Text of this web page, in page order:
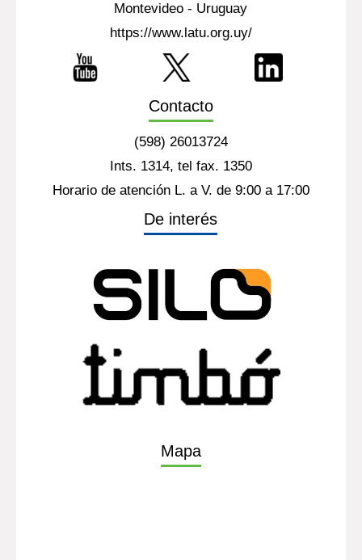
Montevideo - Uruguay
https://www.latu.org.uy/
Contacto
(598) 26013724
Ints. 1314, tel fax. 1350
Horario de atención L. a V. de 9:00 a 17:00
De interés
Mapa